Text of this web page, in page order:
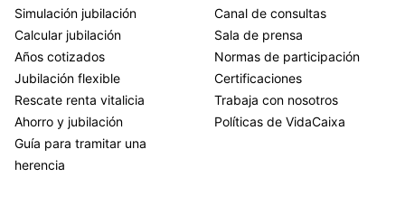
Simulación jubilación
Calcular jubilación
Años cotizados
Jubilación flexible
Rescate renta vitalicia
Ahorro y jubilación
Guía para tramitar una
herencia
Canal de consultas
Sala de prensa
Normas de participación
Certificaciones
Trabaja con nosotros
Políticas de VidaCaixa